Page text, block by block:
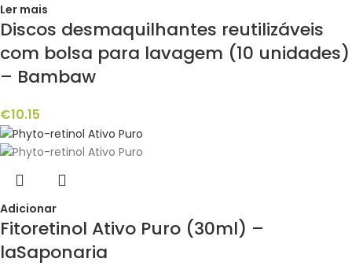
Ler mais
Discos desmaquilhantes reutilizáveis
com bolsa para lavagem (10 unidades)
– Bambaw
€10.15
Adicionar
Fitoretinol Ativo Puro (30ml) –
laSaponaria